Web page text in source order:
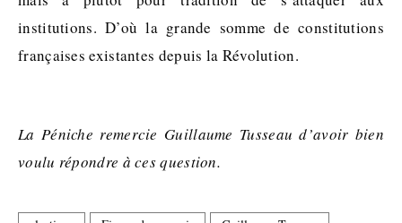
institutions. D’où la grande somme de constitutions
françaises existantes depuis la Révolution.
La Péniche remercie Guillaume Tusseau d’avoir bien
voulu répondre à ces question.